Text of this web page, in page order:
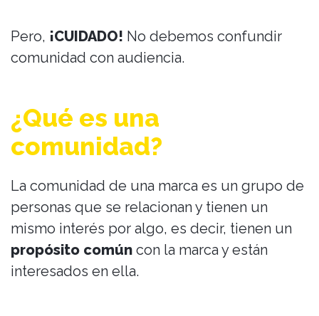
Pero, ¡CUIDADO! No debemos confundir
comunidad con audiencia.
¿Qué es una
comunidad?
La comunidad de una marca es un grupo de
personas que se relacionan y tienen un
mismo interés por algo, es decir, tienen un
propósito común con la marca y están
interesados en ella.